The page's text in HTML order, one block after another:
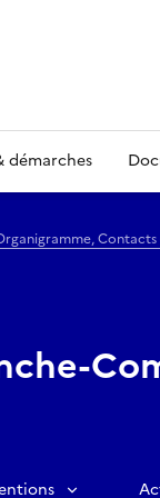
démarches
Contacts